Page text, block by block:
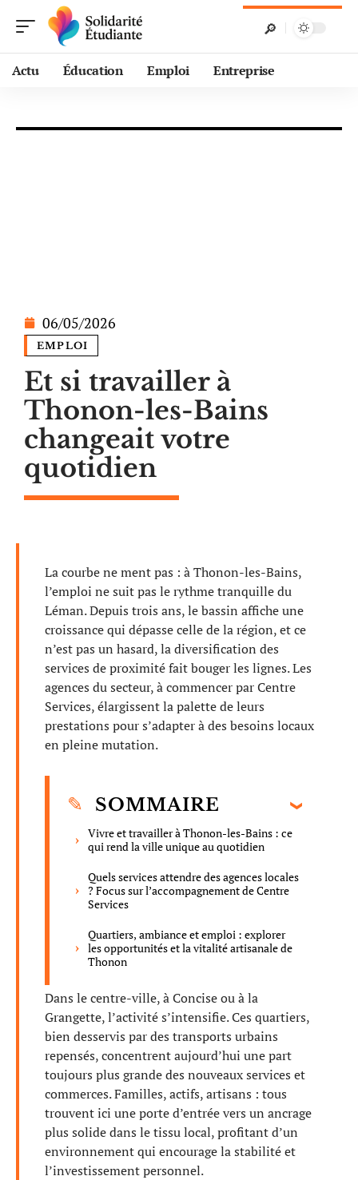
Actu Éducation Emploi Entreprise
06/05/2026
EMPLOI
Et si travailler à
Thonon-les-Bains
changeait votre
quotidien
La courbe ne ment pas : à Thonon-les-Bains,
l’emploi ne suit pas le rythme tranquille du
Léman. Depuis trois ans, le bassin affiche une
croissance qui dépasse celle de la région, et ce
n’est pas un hasard, la diversification des
services de proximité fait bouger les lignes. Les
agences du secteur, à commencer par Centre
Services, élargissent la palette de leurs
prestations pour s’adapter à des besoins locaux
en pleine mutation.
SOMMAIRE
Vivre et travailler à Thonon-les-Bains : ce
qui rend la ville unique au quotidien
Quels services attendre des agences locales
? Focus sur l’accompagnement de Centre
Services
Quartiers, ambiance et emploi : explorer
les opportunités et la vitalité artisanale de
Thonon
Dans le centre-ville, à Concise ou à la
Grangette, l’activité s’intensifie. Ces quartiers,
bien desservis par des transports urbains
repensés, concentrent aujourd’hui une part
toujours plus grande des nouveaux services et
commerces. Familles, actifs, artisans : tous
trouvent ici une porte d’entrée vers un ancrage
plus solide dans le tissu local, profitant d’un
environnement qui encourage la stabilité et
l’investissement personnel.